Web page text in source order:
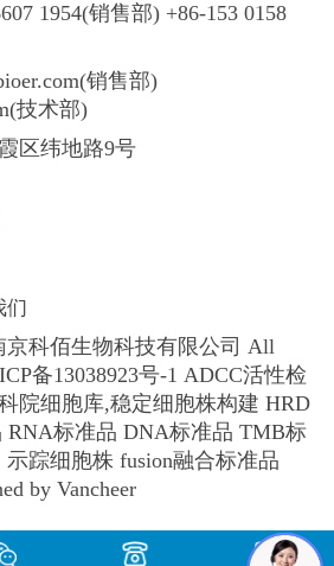
1954(销售部) +86-153 0158
销售部)
技术部)
区纬地路9号
们
京科佰生物科技有限公司 All
备13038923号-1 ADCC活性检
院细胞库,稳定细胞株构建 HRD
RNA标准品 DNA标准品 TMB标
踪细胞株 fusion融合标准品
by Vancheer